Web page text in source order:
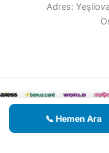
📞 Hemen Ara
Adres:
© 2026